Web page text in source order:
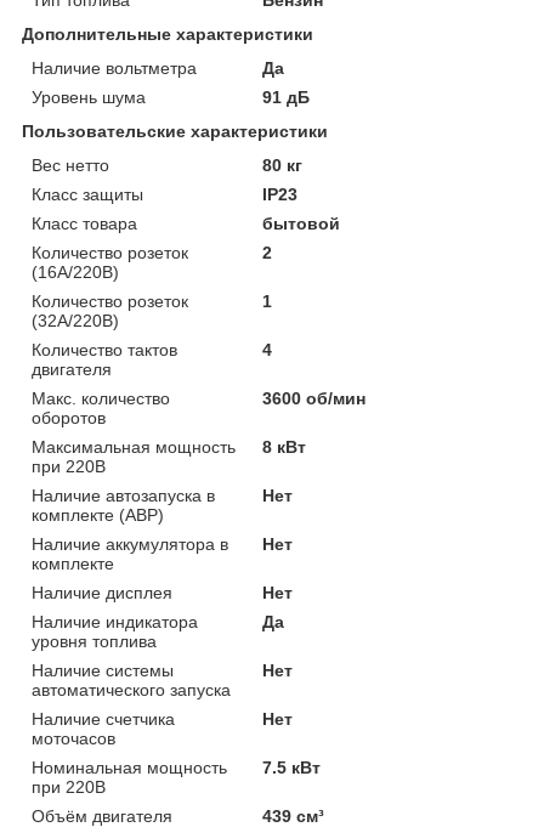
Дополнительные характеристики
Наличие вольтметра
Да
Уровень шума
91 дБ
Пользовательские характеристики
Вес нетто
80 кг
Класс защиты
IP23
Класс товара
бытовой
Количество розеток
(16А/220В)
2
Количество розеток
(32А/220В)
1
Количество тактов
двигателя
4
Макс. количество
оборотов
3600 об/мин
Максимальная мощность
при 220В
8 кВт
Наличие автозапуска в
комплекте (АВР)
Нет
Наличие аккумулятора в
комплекте
Нет
Наличие дисплея
Нет
Наличие индикатора
уровня топлива
Да
Наличие системы
автоматического запуска
Нет
Наличие счетчика
моточасов
Нет
Номинальная мощность
при 220В
7.5 кВт
Объём двигателя
439 см³